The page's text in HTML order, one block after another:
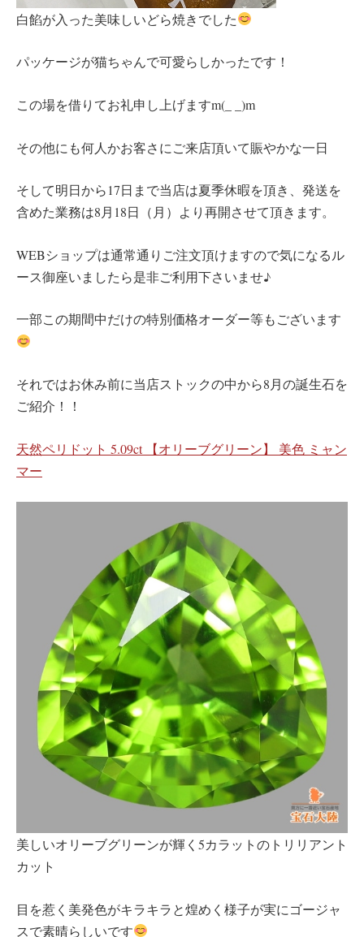
白餡が入った美味しいどら焼きでした
パッケージが猫ちゃんで可愛らしかったです！
この場を借りてお礼申し上げますm(_ _)m
その他にも何人かお客さにご来店頂いて賑やかな一日
そして明日から17日まで当店は夏季休暇を頂き、発送を
含めた業務は8月18日（月）より再開させて頂きます。
WEBショップは通常通りご注文頂けますので気になるル
ース御座いましたら是非ご利用下さいませ♪
一部この期間中だけの特別価格オーダー等もございます
それではお休み前に当店ストックの中から8月の誕生石を
ご紹介！！
天然ペリドット 5.09ct 【オリーブグリーン】 美色 ミャン
マー
美しいオリーブグリーンが輝く5カラットのトリリアント
カット
目を惹く美発色がキラキラと煌めく様子が実にゴージャ
スで素晴らしいです